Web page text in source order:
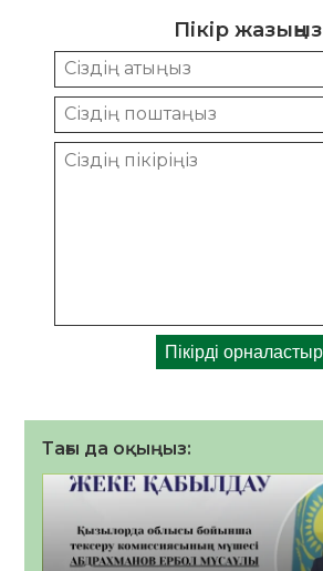
Пікір жазыңыз
Тағы да оқыңыз: